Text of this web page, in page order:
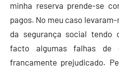
minha reserva prende-se
pagos. No meu caso
da segurança social tendo
facto algumas falhas de
francamente prejudicado.